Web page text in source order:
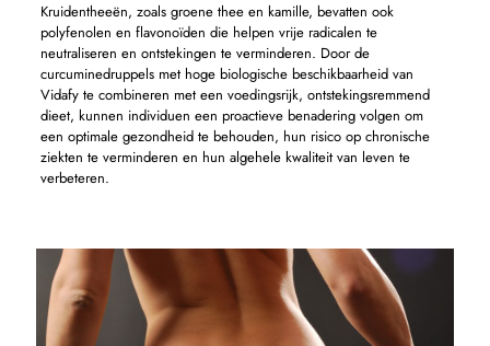
Kruidentheeën, zoals groene thee en kamille, bevatten ook
polyfenolen en flavonoïden die helpen vrije radicalen te
neutraliseren en ontstekingen te verminderen. Door de
curcuminedruppels met hoge biologische beschikbaarheid van
Vidafy te combineren met een voedingsrijk, ontstekingsremmend
dieet, kunnen individuen een proactieve benadering volgen om
een ​​optimale gezondheid te behouden, hun risico op chronische
ziekten te verminderen en hun algehele kwaliteit van leven te
verbeteren.